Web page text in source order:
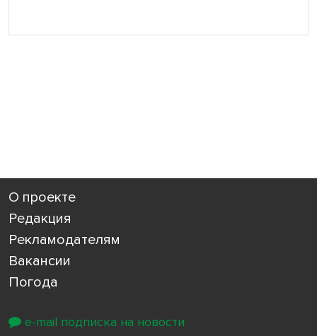
О проекте
Редакция
Рекламодателям
Вакансии
Погода
e-mail подписка на новости